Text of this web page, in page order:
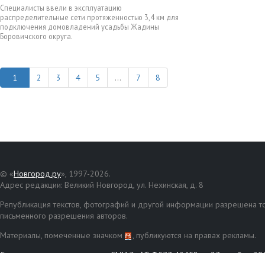
Специалисты ввели в эксплуатацию
распределительные сети протяженностью 3,4 км для
подключения домовладений усадьбы Жадины
Боровичского округа.
2 3 4 5 ... 7 8
© «Новгород.ру», 1997-2026.
Адрес редакции: Великий Новгород, ул. Нехинская, д. 8
Републикация текстов, фотографий и другой информации разрешена
письменного разрешения авторов.
Материалы, помеченные значком
, публикуются на правах рекламы.